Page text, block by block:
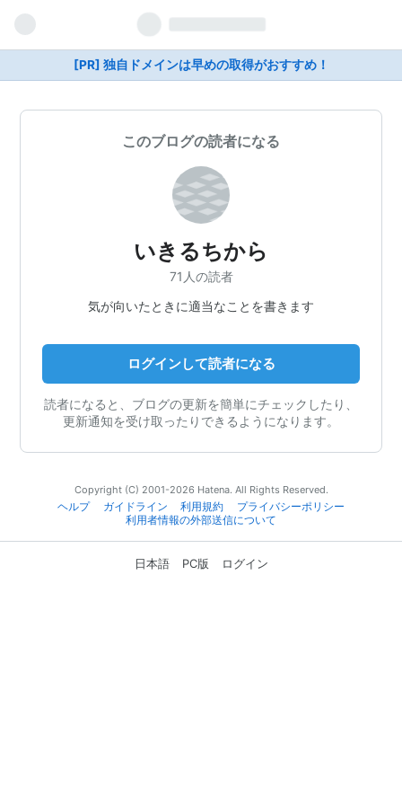
[PR] 独自ドメインは早めの取得がおすすめ！
このブログの読者になる
いきるちから
71人の読者
気が向いたときに適当なことを書きます
ログインして読者になる
読者になると、ブログの更新を簡単にチェックしたり、
更新通知を受け取ったりできるようになります。
Copyright (C) 2001-2026 Hatena. All Rights Reserved.
ヘルプ
ガイドライン 利用規約
プライバシーポリシー
利用者情報の外部送信について
日本語 PC版 ログイン